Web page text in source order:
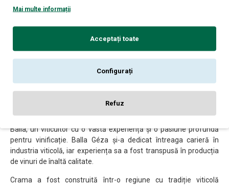
și de filozofia producătorului. Cu toate acestea, aceste etape
Géza David Cuvée, un vin de calitate și bun la gust.
ISTORIA CRAMEI
Crama Balla Géza este una dintre cele mai cunoscute crame din
superioară. Iată o scurtă prezentare a istoriei acestei crame:
Crama Balla Géza este situată în localitatea Miniș, județul Arad,
Balla, un viticultor cu o vastă experiență și o pasiune profundă
pentru vinificație. Balla Géza și-a dedicat întreaga carieră în
industria viticolă, iar experiența sa a fost transpusă în producția
de vinuri de înaltă calitate.
Crama a fost construită într-o regiune cu tradiție viticolă
Mai multe informații
Acceptați toate
Configurați
Refuz